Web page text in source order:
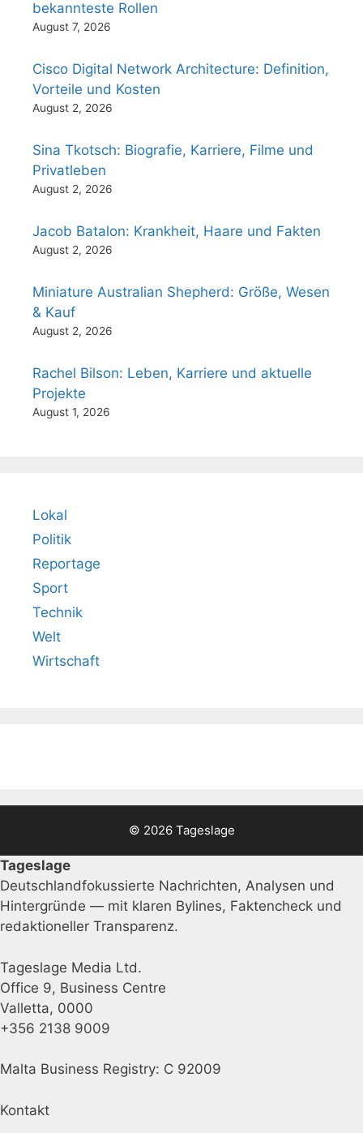
bekannteste Rollen
August 7, 2026
Cisco Digital Network Architecture: Definition,
Vorteile und Kosten
August 2, 2026
Sina Tkotsch: Biografie, Karriere, Filme und
Privatleben
August 2, 2026
Jacob Batalon: Krankheit, Haare und Fakten
August 2, 2026
Miniature Australian Shepherd: Größe, Wesen
& Kauf
August 2, 2026
Rachel Bilson: Leben, Karriere und aktuelle
Projekte
August 1, 2026
Lokal
Politik
Reportage
Sport
Technik
Welt
Wirtschaft
© 2026 Tageslage
Tageslage
Deutschlandfokussierte Nachrichten, Analysen und
Hintergründe — mit klaren Bylines, Faktencheck und
redaktioneller Transparenz.
Tageslage Media Ltd.
Office 9, Business Centre
Valletta, 0000
+356 2138 9009
Malta Business Registry: C 92009
Kontakt